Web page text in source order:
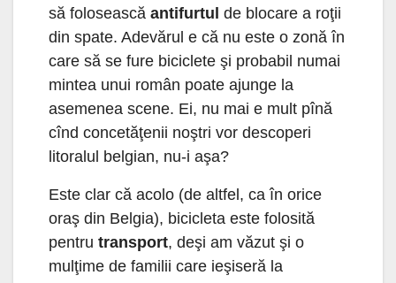
să folosească antifurtul de blocare a roţii
din spate. Adevărul e că nu este o zonă în
care să se fure biciclete şi probabil numai
mintea unui român poate ajunge la
asemenea scene. Ei, nu mai e mult pînă
cînd concetăţenii noştri vor descoperi
litoralul belgian, nu-i aşa?
Este clar că acolo (de altfel, ca în orice
oraş din Belgia), bicicleta este folosită
pentru transport, deşi am văzut şi o
mulţime de familii care ieşiseră la